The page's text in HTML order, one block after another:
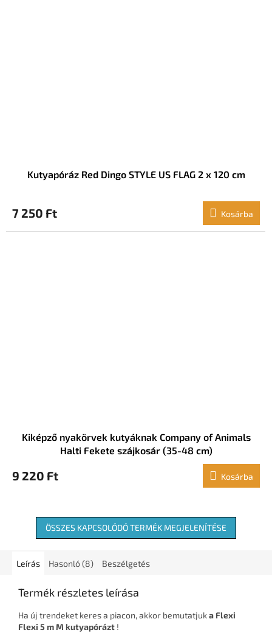
Kutyapóráz Red Dingo STYLE US FLAG 2 x 120 cm
7 250 Ft Kosárba
Kiképző nyakörvek kutyáknak Company of Animals
Halti Fekete szájkosár (35-48 cm)
9 220 Ft Kosárba
ÖSSZES KAPCSOLÓDÓ TERMÉK MEGJELENÍTÉSE
Leírás Hasonló (8) Beszélgetés
Termék részletes leírása
Ha új trendeket keres a piacon, akkor bemutatjuka Flexi
Flexi 5 m M kutyapórázt !